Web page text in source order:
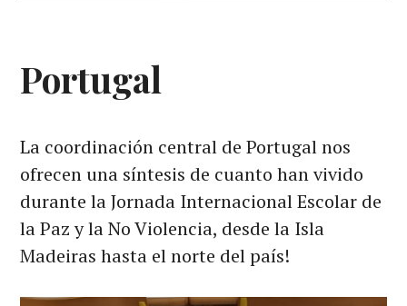
Portugal
La coordinación central de Portugal nos
ofrecen una síntesis de cuanto han vivido
durante la Jornada Internacional Escolar de
la Paz y la No Violencia, desde la Isla
Madeiras hasta el norte del país!